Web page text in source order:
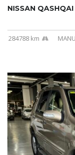
NISSAN
284788 km